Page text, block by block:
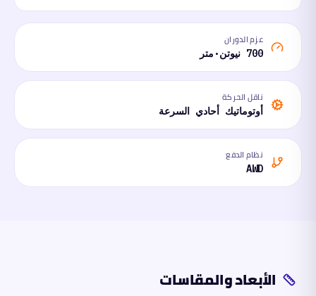
عزم الدوران
700 نيوتن·متر
ناقل الحركة
أوتوماتيك أحادي السرعة
نظام الدفع
AWD
الأبعاد والمقاسات